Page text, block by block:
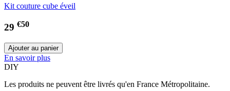
Kit couture cube éveil
29 €50
En savoir plus
DIY
Les produits ne peuvent être livrés qu'en France Métropolitaine.